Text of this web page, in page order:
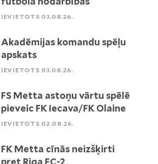
IEVIETOTS 03.08.26.
Akadēmijas komandu spēļu
apskats
IEVIETOTS 03.08.26.
FS Metta astoņu vārtu spēlē
pieveic FK Iecava/FK Olaine
IEVIETOTS 02.08.26.
FK Metta cīnās neizšķirti
pret Riga FC-2